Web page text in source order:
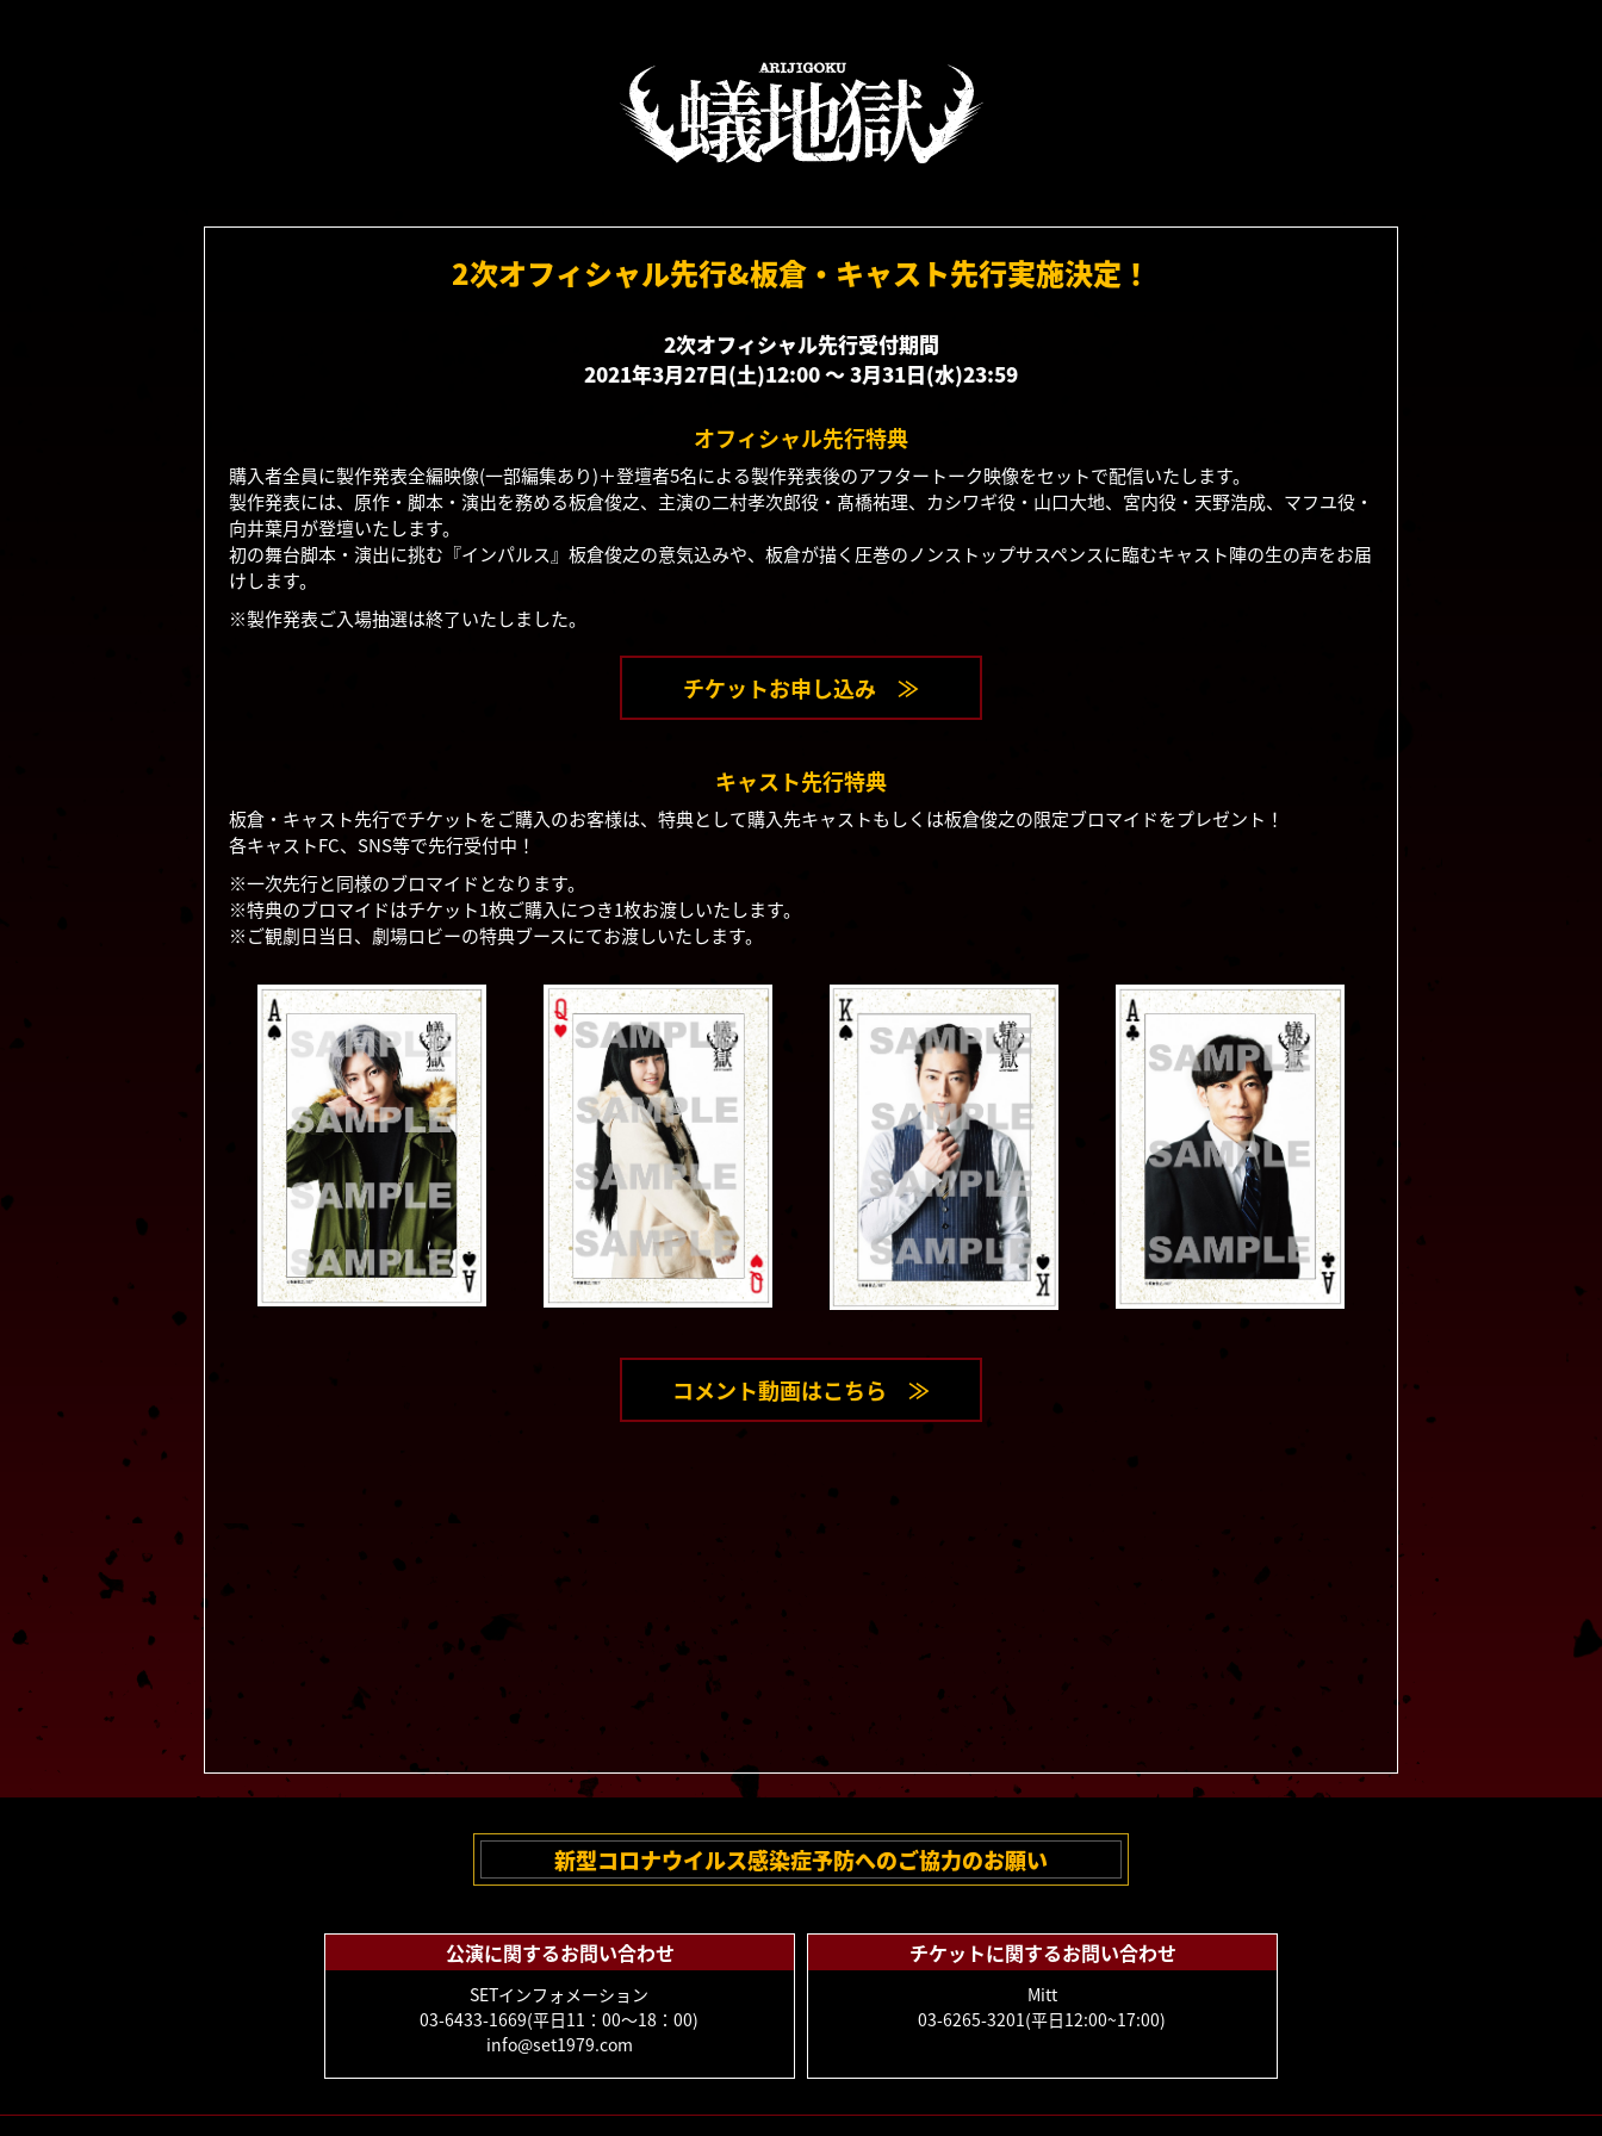
2次オフィシャル先行&板倉・キャスト先行実施決定！
2次オフィシャル先行受付期間
2021年3月27日(土)12:00 ～3月31日(水)23:59
オフィシャル先行特典
購入者全員に製作発表全編映像(一部編集あり)＋登壇者5名による製作発表後のアフタートーク映像をセットで配信いたします。
製作発表には、原作・脚本・演出を務める板倉俊之、主演の二村孝次郎役・髙橋祐理、カシワギ役・山口大地、宮内役・天野浩成、マフユ役・
向井葉月が登壇いたします。
初の舞台脚本・演出に挑む『インパルス』板倉俊之の意気込みや、板倉が描く圧巻のノンストップサスペンスに臨むキャスト陣の生の声をお届
けします。
製作発表ご入場抽選は終了いたしました。
チケットお申し込み ≫
キャスト先行特典
板倉・キャスト先行でチケットをご購入のお客様は、特典として購入先キャストもしくは板倉俊之の限定ブロマイドをプレゼント！
各キャストFC、SNS等で先行受付中！
一次先行と同様のブロマイドとなります。
特典のブロマイドはチケット1枚ご購入につき1枚お渡しいたします。
ご観劇日当日、劇場ロビーの特典ブースにてお渡しいたします。
コメント動画はこちら ≫
新型コロナウイルス感染症予防へのご協力のお願い
公演に関するお問い合わせ
SETインフォメーション
03-6433-1669(平日11：00～18：00)
info@set1979.com
チケットに関するお問い合わせ
Mitt
03-6265-3201(平日12:00~17:00)